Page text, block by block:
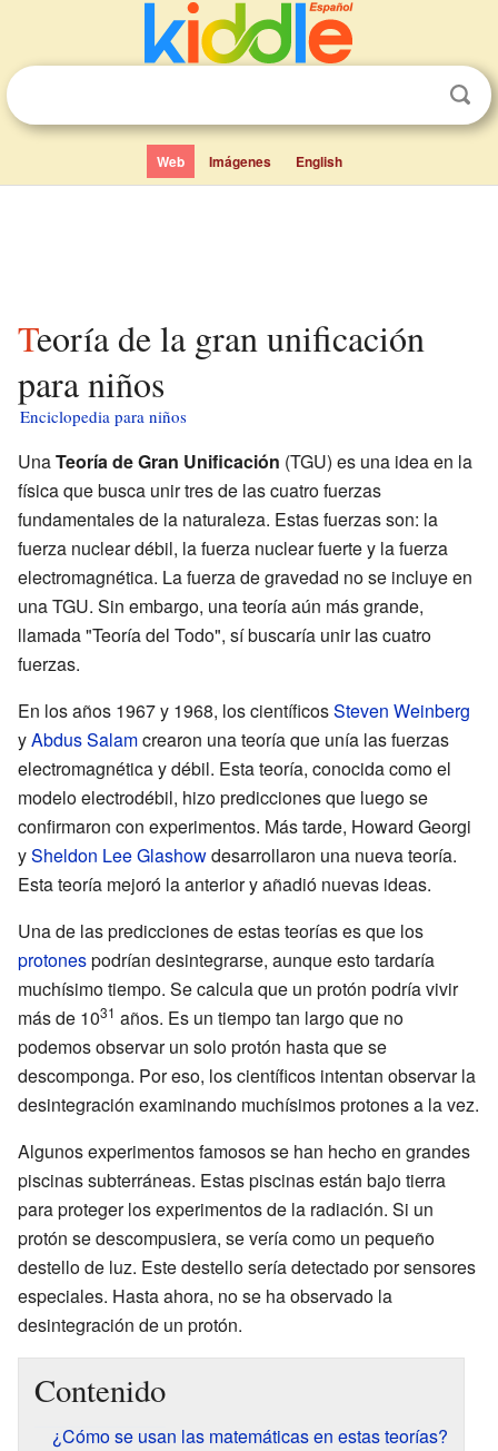
Web Imágenes English
Teoría de la gran unificación
para niños
Enciclopedia para niños
UnaTeoría de Gran Unificación (TGU) es una idea en la
física que busca unir tres de las cuatro fuerzas
fundamentales de la naturaleza. Estas fuerzas son: la
fuerza nuclear débil, la fuerza nuclear fuerte y la fuerza
electromagnética. La fuerza de gravedad no se incluye en
una TGU. Sin embargo, una teoría aún más grande,
llamada "Teoría del Todo", sí buscaría unir las cuatro
fuerzas.
En los años 1967 y 1968, los científicosSteven Weinberg
yAbdus Salamcrearon una teoría que unía las fuerzas
electromagnética y débil. Esta teoría, conocida como el
modelo electrodébil, hizo predicciones que luego se
confirmaron con experimentos. Más tarde, Howard Georgi
ySheldon Lee Glashowdesarrollaron una nueva teoría.
Esta teoría mejoró la anterior y añadió nuevas ideas.
Una de las predicciones de estas teorías es que los
protonespodrían desintegrarse, aunque esto tardaría
muchísimo tiempo. Se calcula que un protón podría vivir
más de 1031 años. Es un tiempo tan largo que no
podemos observar un solo protón hasta que se
descomponga. Por eso, los científicos intentan observar la
desintegración examinando muchísimos protones a la vez.
Algunos experimentos famosos se han hecho en grandes
piscinas subterráneas. Estas piscinas están bajo tierra
para proteger los experimentos de la radiación. Si un
protón se descompusiera, se vería como un pequeño
destello de luz. Este destello sería detectado por sensores
especiales. Hasta ahora, no se ha observado la
desintegración de un protón.
Contenido
¿Cómo se usan las matemáticas en estas teorías?